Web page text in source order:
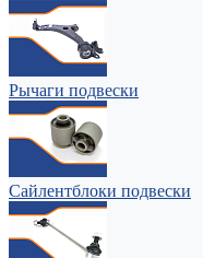
Рычаги подвески
Сайлентблоки подвески